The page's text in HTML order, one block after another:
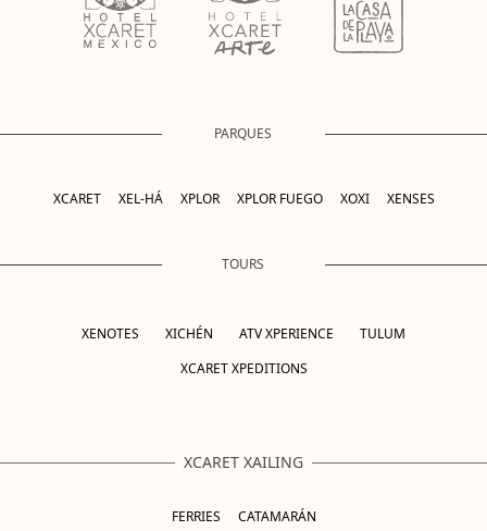
PARQUES
XCARET XEL-HÁ XPLOR XPLOR FUEGO XOXI XENSES
TOURS
XENOTES XICHÉN ATV XPERIENCE
TULUM
XCARET XPEDITIONS
XCARET XAILING
FERRIES CATAMARÁN